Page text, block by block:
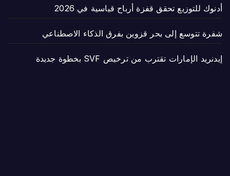
أدنوك للتوزيع تحقق قفزة أرباح قياسية في 2026
شفرة تتوسع إلى بحر قزوين بفرق الذكاء الاصطناعي
إيدنريد الإمارات تقترب من ترخيص SVF بخطوة جديدة